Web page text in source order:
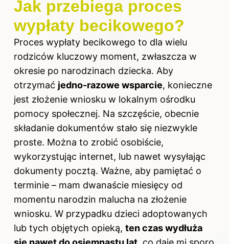
Jak przebiega proces
wypłaty becikowego?
Proces wypłaty becikowego to dla wielu
rodziców kluczowy moment, zwłaszcza w
okresie po narodzinach dziecka. Aby
otrzymać jedno-razowe wsparcie, konieczne
jest złożenie wniosku w lokalnym ośrodku
pomocy społecznej. Na szczęście, obecnie
składanie dokumentów stało się niezwykle
proste. Można to zrobić osobiście,
wykorzystując internet, lub nawet wysyłając
dokumenty pocztą. Ważne, aby pamiętać o
terminie – mam dwanaście miesięcy od
momentu narodzin malucha na złożenie
wniosku. W przypadku dzieci adoptowanych
lub tych objętych opieką, ten czas wydłuża